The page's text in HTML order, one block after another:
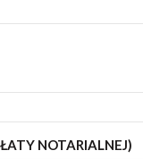
NOTARIALNEJ)